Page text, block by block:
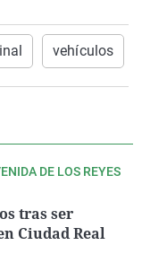
vehículos
DE LOS REYES
tras ser
Ciudad Real